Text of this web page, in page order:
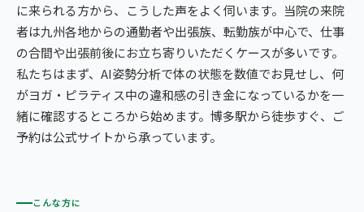
に来られる方から、こうした声をよく伺います。当院の来院
者は九州各地からの通勤者や出張族、転勤族が中心で、仕事
の合間や出張前後にお立ち寄りいただくケースが多いです。
私たちはまず、AI姿勢分析で体の状態を数値でお見せし、何
がヨガ・ピラティス中の違和感の引き金になっているかを一
緒に確認するところから始めます。博多駅から徒歩すぐ、ご
予約は公式サイトから承っています。
こんな方に